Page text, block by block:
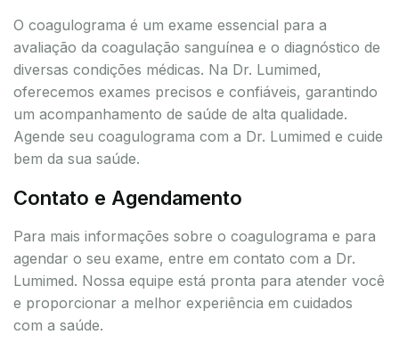
O coagulograma é um exame essencial para a
avaliação da coagulação sanguínea e o diagnóstico de
diversas condições médicas. Na Dr. Lumimed,
oferecemos exames precisos e confiáveis, garantindo
um acompanhamento de saúde de alta qualidade.
Agende seu coagulograma com a Dr. Lumimed e cuide
bem da sua saúde.
Contato e Agendamento
Para mais informações sobre o coagulograma e para
agendar o seu exame, entre em contato com a Dr.
Lumimed. Nossa equipe está pronta para atender você
e proporcionar a melhor experiência em cuidados
com a saúde.